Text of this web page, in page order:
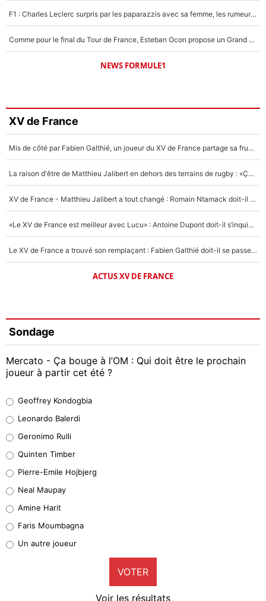
F1 : Charles Leclerc surpris par les paparazzis avec sa femme, les rumeurs étaient vraies !
Comme pour le final du Tour de France, Esteban Ocon propose un Grand Prix de Formule 1 à Paris : «Autour de l’Arc de Triomphe, ce serait génial» !
NEWS FORMULE1
XV de France
Mis de côté par Fabien Galthié, un joueur du XV de France partage sa frustration : «ils ne me l’ont pas dit tout de suite»
La raison d'être de Matthieu Jalibert en dehors des terrains de rugby : «Ça m'atteint autant que si tu touches à un membre de ma famille»
XV de France - Matthieu Jalibert a tout changé : Romain Ntamack doit-il s’inquiéter pour sa place à un an de la Coupe du monde ?
«Le XV de France est meilleur avec Lucu» : Antoine Dupont doit-il s’inquiéter pour sa place ?
Le XV de France a trouvé son remplaçant : Fabien Galthié doit-il se passer d'Antoine Dupont ?
ACTUS XV DE FRANCE
Sondage
Mercato - Ça bouge à l’OM : Qui doit être le prochain
joueur à partir cet été ?
38%
32%
5%
1%
9%
Geoffrey Kondogbia
Leonardo Balerdi
Geronimo Rulli
Quinten Timber
Pierre-Emile Hojbjerg
Neal Maupay
Amine Harit
Faris Moumbagna
Un autre joueur
VOTER
Voir les résultats